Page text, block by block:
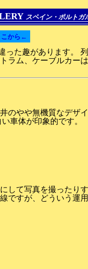
スペイン・ポルトガ
こから←
た趣があります。
ム、ケーブルカー
のやや無機質なデザ
車体が印象的です。
して写真を撮ったり
ですが、どういう運